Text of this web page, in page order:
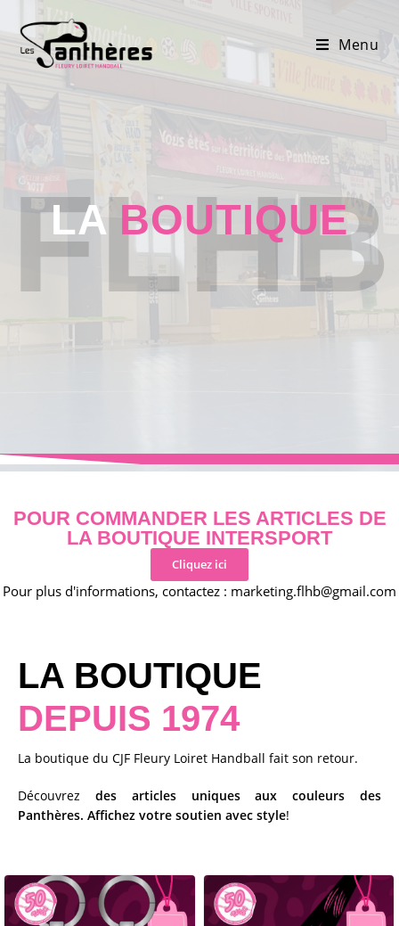
Menu
FLHB
LA BOUTIQUE
POUR COMMANDER LES ARTICLES DE
LA BOUTIQUE INTERSPORT
Cliquez ici
Pour plus d'informations, contactez : marketing.flhb@gmail.com
LA BOUTIQUE
DEPUIS 1974
La boutique du CJF Fleury Loiret Handball fait son retour.
Découvrez des articles uniques aux couleurs des
Panthères. Affichez votre soutien avec style!